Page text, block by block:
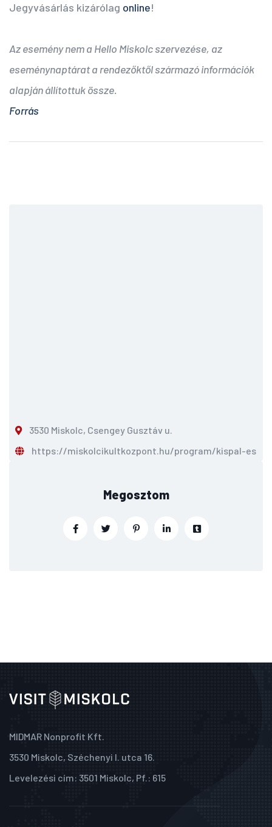
Jegyvásárlás kizárólag online!
Az esemény nem a Hello Miskolc szervezése, az
eseménynaptárat a rendezőktől származó információk
alapján állítottuk össze.
Forrás
3530 Miskolc, Csengey Gusztáv u.
https://miskolcikultkozpont.hu/program/kispal-es-a-
Megosztom
MIDMAR Nonprofit Kft.
3530 Miskolc, Széchenyi I. utca 16.
Levelezési cím: 3501 Miskolc, Pf.: 615